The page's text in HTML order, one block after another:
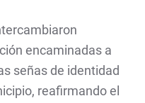
encaminadas a
señas de identidad
reafirmando el